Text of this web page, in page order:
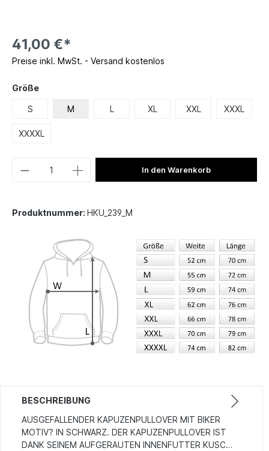
41,00 €*
Preise inkl. MwSt. - Versand kostenlos
Größe
S M L XL XXL XXXL
XXXXL
In den Warenkorb
Produktnummer: HKU_239_M
BESCHREIBUNG
AUSGEFALLENDER KAPUZENPULLOVER MIT BIKER
MOTIV? IN SCHWARZ. DER KAPUZENPULLOVER IST
DANK SEINEM AUFGERAUTEN INNENFUTTER KUSC…